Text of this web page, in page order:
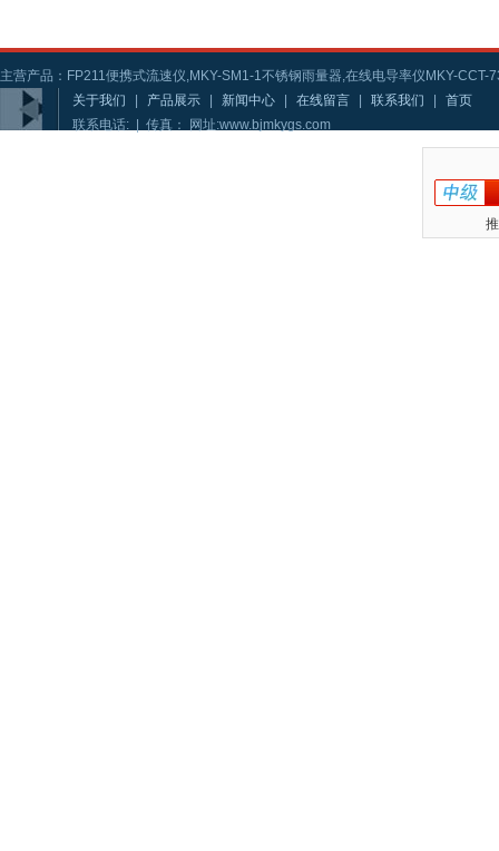
主营产品：FP211便携式流速仪,MKY-SM1-1不锈钢雨量器,在线电导率仪MKY-CCT-
关于我们
产品展示 新闻中心 在线留言 联系我们
首页
联系电话: | 传真： 网址:www.bjmkygs.com